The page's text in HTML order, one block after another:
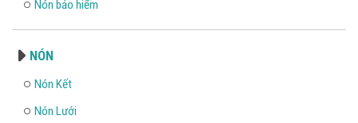
Nón bảo hiểm
NÓN
Nón Kết
Nón Lưới